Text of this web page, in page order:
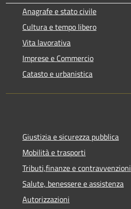
Anagrafe e stato civile
Cultura e tempo libero
Vita lavorativa
Imprese e Commercio
Catasto e urbanistica
Giustizia e sicurezza pubblica
Mobilità e trasporti
Tributi,finanze e contravvenzioni
Salute, benessere e assistenza
Autorizzazioni